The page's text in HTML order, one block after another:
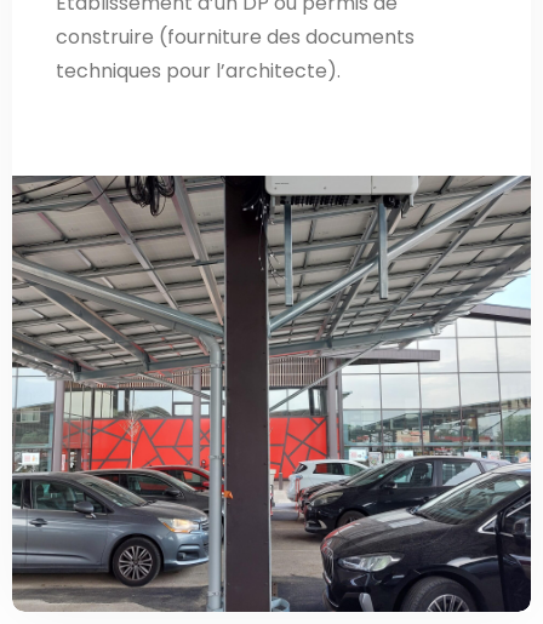
construire (fourniture des documents
techniques pour l’architecte).